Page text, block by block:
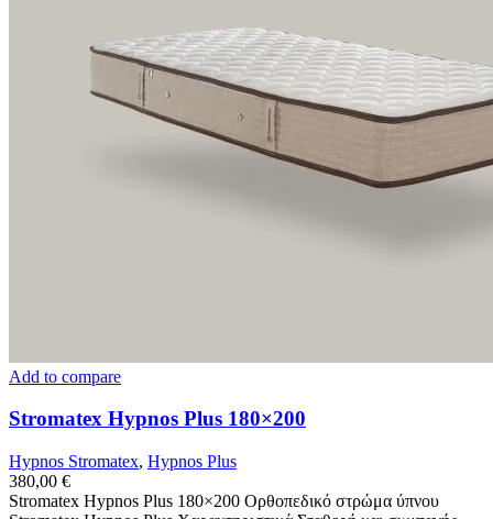
Add to compare
Stromatex Hypnos Plus 180×200
Hypnos Stromatex, Hypnos Plus
380,00 €
Stromatex Hypnos Plus 180×200 Ορθοπεδικό στρώμα ύπνου